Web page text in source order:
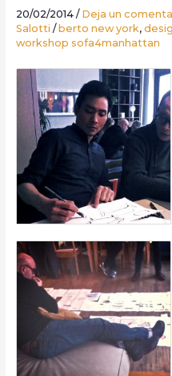
20/02/2014 / Deja un
Salotti /berto new york,
workshop sofa4manhattan